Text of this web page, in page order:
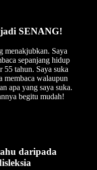
SENANG!
menakjubkan. Saya
sepanjang hidup
55 tahun. Saya suka
membaca walaupun
apa yang saya suka.
begitu mudah!
daripada